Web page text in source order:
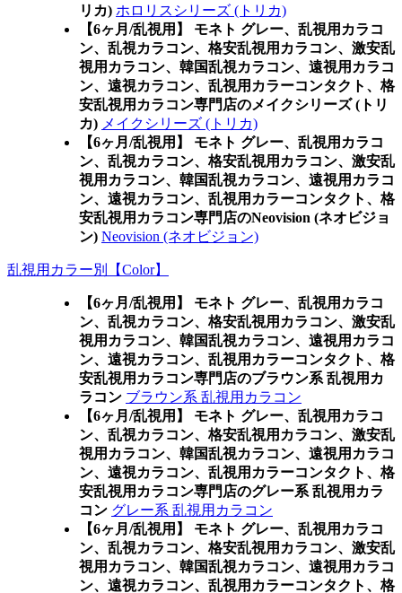
リカ) ホロリスシリーズ (トリカ)
【6ヶ月/乱視用】 モネト グレー、乱視用カラコ
ン、乱視カラコン、格安乱視用カラコン、激安乱
視用カラコン、韓国乱視カラコン、遠視用カラコ
ン、遠視カラコン、乱視用カラーコンタクト、格
安乱視用カラコン専門店のメイクシリーズ (トリ
カ) メイクシリーズ (トリカ)
【6ヶ月/乱視用】 モネト グレー、乱視用カラコ
ン、乱視カラコン、格安乱視用カラコン、激安乱
視用カラコン、韓国乱視カラコン、遠視用カラコ
ン、遠視カラコン、乱視用カラーコンタクト、格
安乱視用カラコン専門店のNeovision (ネオビジョ
ン) Neovision (ネオビジョン)
乱視用カラー別【Color】
【6ヶ月/乱視用】 モネト グレー、乱視用カラコ
ン、乱視カラコン、格安乱視用カラコン、激安乱
視用カラコン、韓国乱視カラコン、遠視用カラコ
ン、遠視カラコン、乱視用カラーコンタクト、格
安乱視用カラコン専門店のブラウン系 乱視用カ
ラコン ブラウン系 乱視用カラコン
【6ヶ月/乱視用】 モネト グレー、乱視用カラコ
ン、乱視カラコン、格安乱視用カラコン、激安乱
視用カラコン、韓国乱視カラコン、遠視用カラコ
ン、遠視カラコン、乱視用カラーコンタクト、格
安乱視用カラコン専門店のグレー系 乱視用カラ
コン グレー系 乱視用カラコン
【6ヶ月/乱視用】 モネト グレー、乱視用カラコ
ン、乱視カラコン、格安乱視用カラコン、激安乱
視用カラコン、韓国乱視カラコン、遠視用カラコ
ン、遠視カラコン、乱視用カラーコンタクト、格